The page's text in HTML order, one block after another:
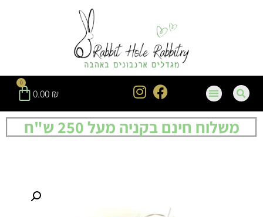
0.00 ₪
0
משלוח חינם בקניה מעל 250 ש"ח